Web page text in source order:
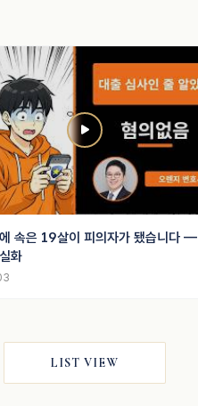
속은 19살이 피의자가 됐습니다 —
화
LIST VIEW